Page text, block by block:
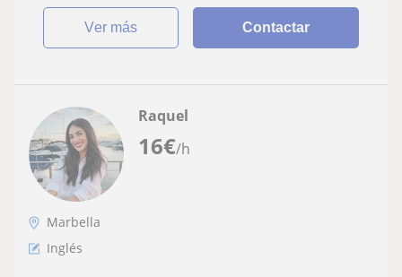
ver más Contactar
16€/h
Raquel
Marbella
Inglés